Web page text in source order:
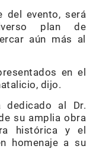
del evento, será
plan de
aún más al
en el
dijo.
dedicado al Dr.
su amplia obra
histórica y el
homenaje a su